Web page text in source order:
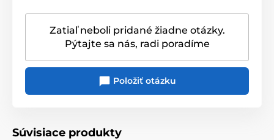
Zatiaľ neboli pridané žiadne otázky.
Pýtajte sa nás, radi poradíme
Položiť otázku
Súvisiace produkty